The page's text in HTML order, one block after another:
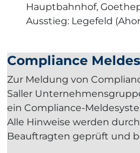
Hauptbahnhof,
Ausstieg: Legefeld
Compliance
Zur Meldung von
Saller
ein Compliance-
Alle Hinweise werden
Beauftragten geprüft und